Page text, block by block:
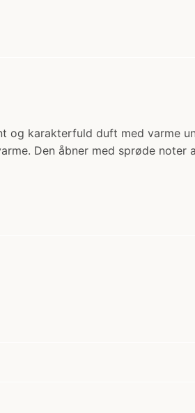
og karakterfuld duft med varme
Den åbner med sprøde noter